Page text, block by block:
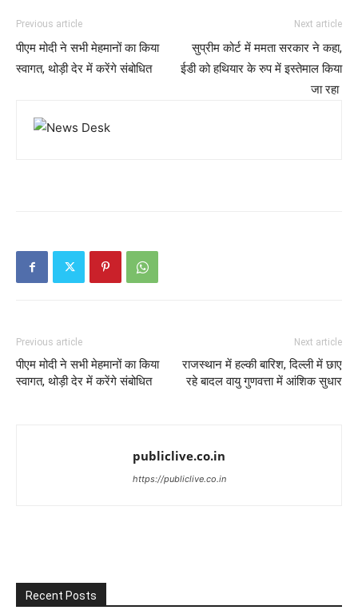
Previous article
पीएम मोदी ने सभी मेहमानों का किया
स्वागत, थोड़ी देर में करेंगे संबोधित
Next article
सुप्रीम कोर्ट में ममता सरकार ने कहा,
ईडी को हथियार के रुप में इस्तेमाल किया
जा रहा
Previous article
पीएम मोदी ने सभी मेहमानों का किया
स्वागत, थोड़ी देर में करेंगे संबोधित
Next article
राजस्थान में हल्की बारिश, दिल्ली में छाए
रहे बादल वायु गुणवत्ता में आंशिक सुधार
publiclive.co.in
https://publiclive.co.in
Recent Posts